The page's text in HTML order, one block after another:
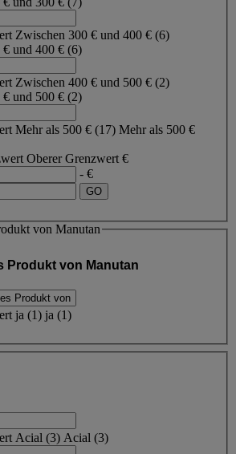
Zwischen 300 € und 400 € (6)
und 400 € (6)
Zwischen 400 € und 500 € (2)
und 500 € (2)
Mehr als 500 € (17) Mehr als 500 €
Oberer Grenzwert €
- €
von Manutan
Produkt von Manutan
ja (1) ja (1)
Acial (3) Acial (3)